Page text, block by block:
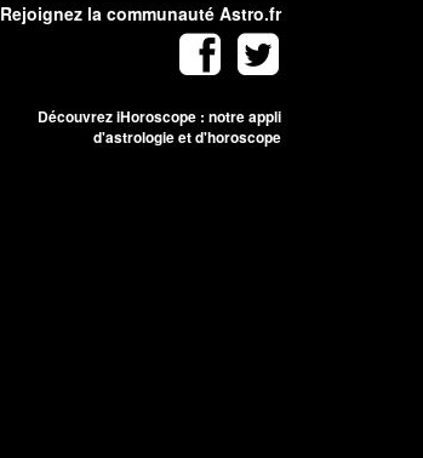
Rejoignez la communauté Astro.fr
Découvrez iHoroscope : notre appli
d'astrologie et d'horoscope